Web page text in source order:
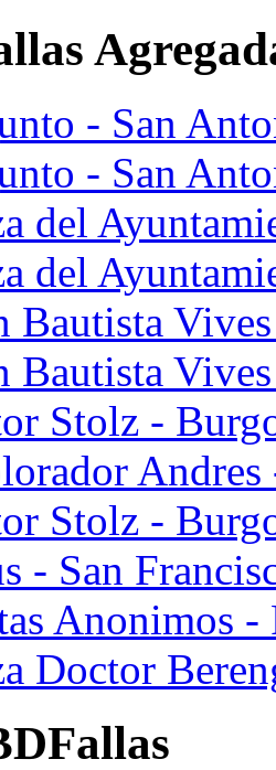
- San
- San
del
del
Bautista
Bautista
Stolz -
Andres
Stolz -
- San
Anonimos
Doctor